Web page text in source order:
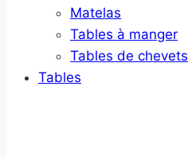
Matelas
Tables à manger
Tables de chevets
Tables